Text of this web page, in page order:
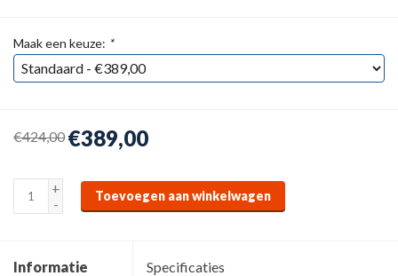
Maak een keuze: *
€424,00 €389,00
+
-
Toevoegen aan winkelwagen
Informatie Specificaties